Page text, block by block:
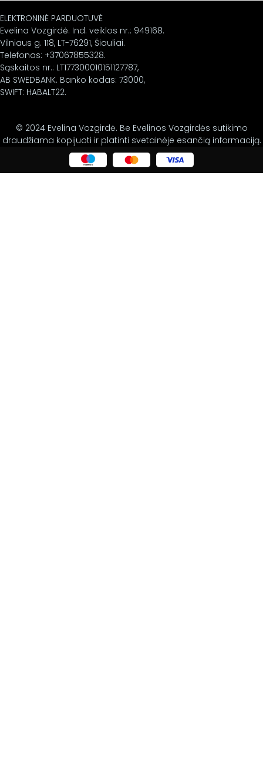
ELEKTRONINĖ PARDUOTUVĖ
Evelina Vozgirdė. Ind. veiklos nr.: 949168.
Vilniaus g. 118, LT-76291, Šiauliai.
Telefonas: +37067855328.
Sąskaitos nr.: LT177300010151127787,
AB SWEDBANK. Banko kodas: 73000,
SWIFT: HABALT22.
© 2024 Evelina Vozgirdė. Be Evelinos Vozgirdės sutikimo
draudžiama kopijuoti ir platinti svetainėje esančią informaciją.